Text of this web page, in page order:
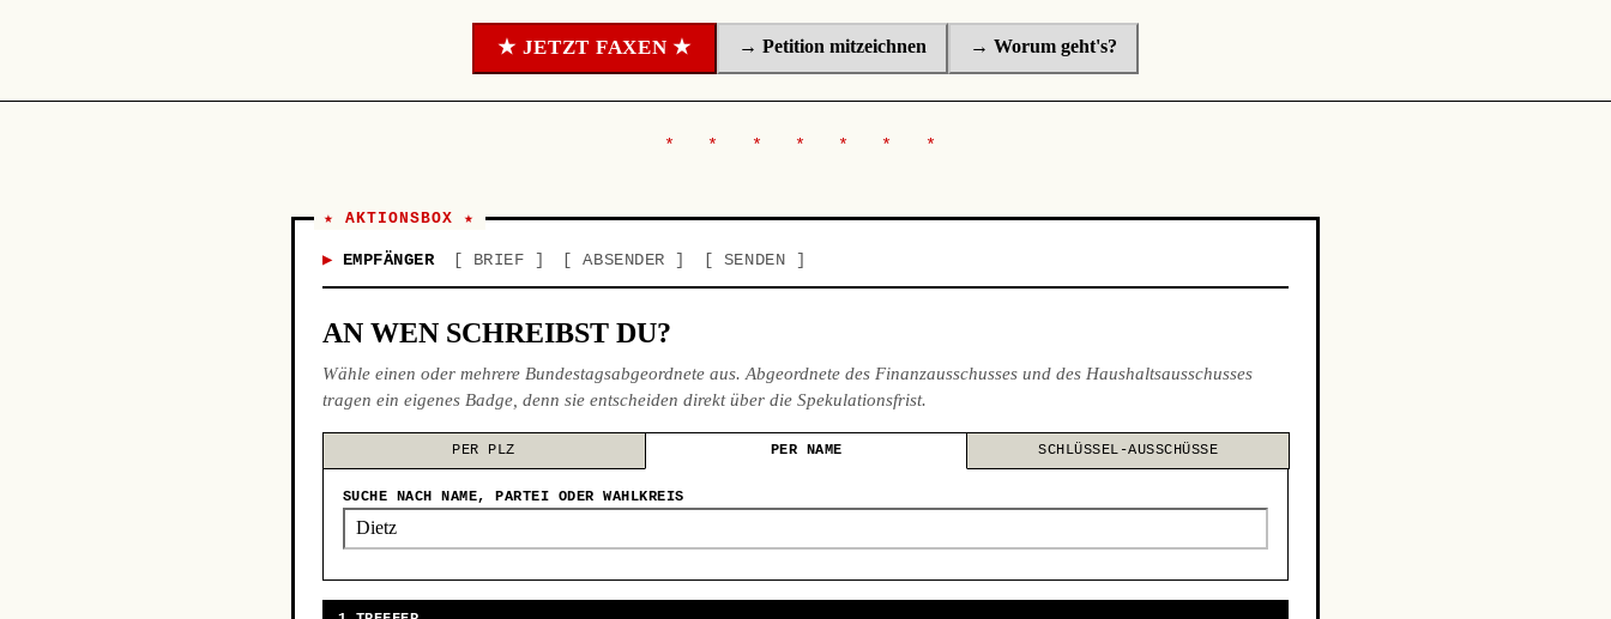
★ JETZT FAXEN ★ → Petition mitzeichnen → Worum geht's?
★ AKTIONSBOX ★
EMPFÄNGER BRIEF ABSENDER SENDEN
AN WEN SCHREIBST DU?
Wähle einen oder mehrere Bundestagsabgeordnete aus. Abgeordnete des Finanzausschusses und des Haushaltsausschusses
tragen ein eigenes Badge, denn sie entscheiden direkt über die Spekulationsfrist.
PER PLZ PER NAME SCHLÜSSEL-AUSSCHÜSSE
SUCHE NACH NAME, PARTEI ODER WAHLKREIS